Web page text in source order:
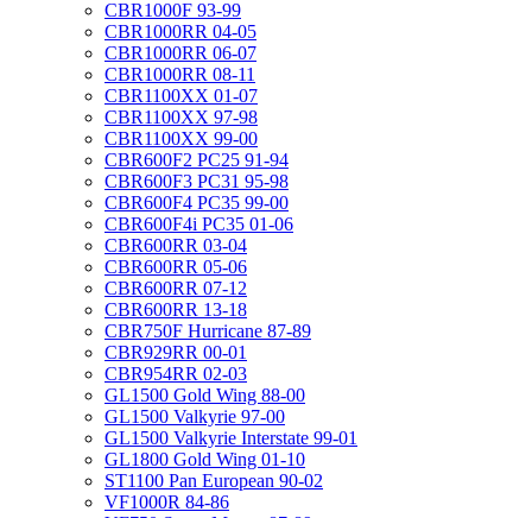
CBR1000F 93-99
CBR1000RR 04-05
CBR1000RR 06-07
CBR1000RR 08-11
CBR1100XX 01-07
CBR1100XX 97-98
CBR1100XX 99-00
CBR600F2 PC25 91-94
CBR600F3 PC31 95-98
CBR600F4 PC35 99-00
CBR600F4i PC35 01-06
CBR600RR 03-04
CBR600RR 05-06
CBR600RR 07-12
CBR600RR 13-18
CBR750F Hurricane 87-89
CBR929RR 00-01
CBR954RR 02-03
GL1500 Gold Wing 88-00
GL1500 Valkyrie 97-00
GL1500 Valkyrie Interstate 99-01
GL1800 Gold Wing 01-10
ST1100 Pan European 90-02
VF1000R 84-86